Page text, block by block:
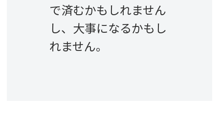
で済むかもしれません
し、大事になるかもし
れません。